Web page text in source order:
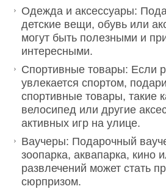
Одежда и аксессуары:
детские вещи, обувь или
могут быть полезными и
интересными.
Спортивные товары: Если
увлекается спортом,
спортивные товары, такие
велосипед или другие
активных игр на улице.
Ваучеры: Подарочный
зоопарка, аквапарка, кино
развлечений может стать
сюрпризом.